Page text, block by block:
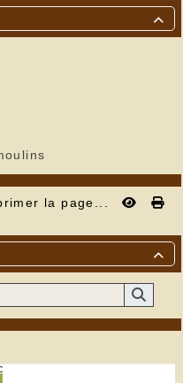

la page...
